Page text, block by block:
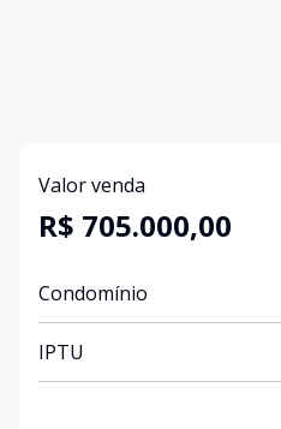
Valor venda
R$ 705.000,00
Condomínio
IPTU